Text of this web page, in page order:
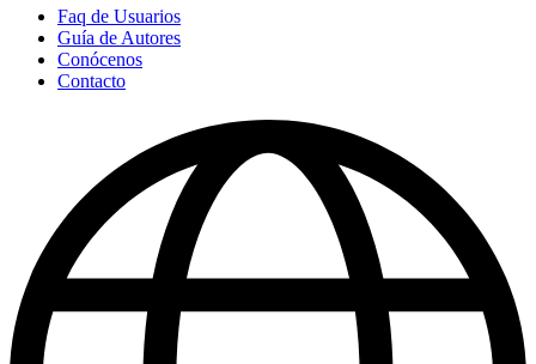
Faq de Usuarios
Guía de Autores
Conócenos
Contacto